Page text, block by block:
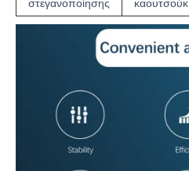
στεγανοποίησης
καουτσούκ